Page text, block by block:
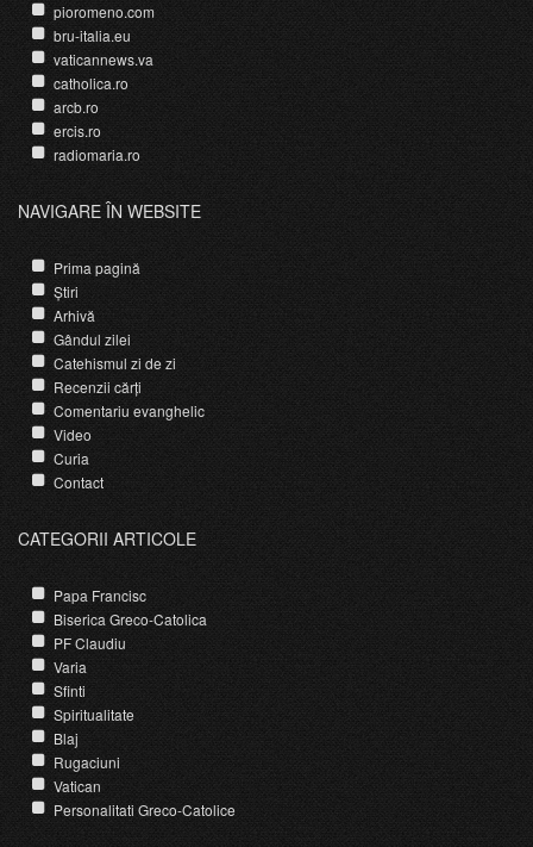
pioromeno.com
bru-italia.eu
vaticannews.va
catholica.ro
arcb.ro
ercis.ro
radiomaria.ro
NAVIGARE ÎN WEBSITE
Prima pagină
Știri
Arhivă
Gândul zilei
Catehismul zi de zi
Recenzii cărți
Comentariu evanghelic
Video
Curia
Contact
CATEGORII ARTICOLE
Papa Francisc
Biserica Greco-Catolica
PF Claudiu
Varia
Sfinti
Spiritualitate
Blaj
Rugaciuni
Vatican
Personalitati Greco-Catolice